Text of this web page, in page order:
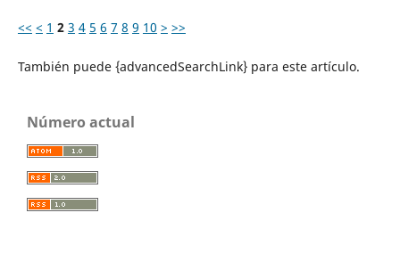
<< < 1 2 3 4 5 6 7 8 9 10 > >>
También puede {advancedSearchLink} para este artículo.
Número actual